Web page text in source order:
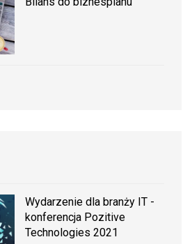
Wydarzenie dla branży IT -
konferencja Pozitive
Technologies 2021